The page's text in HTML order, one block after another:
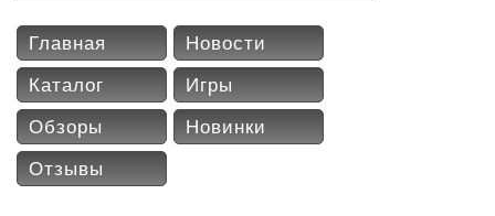
Главная
Новости
Каталог
Игры
Обзоры
Новинки
Отзывы